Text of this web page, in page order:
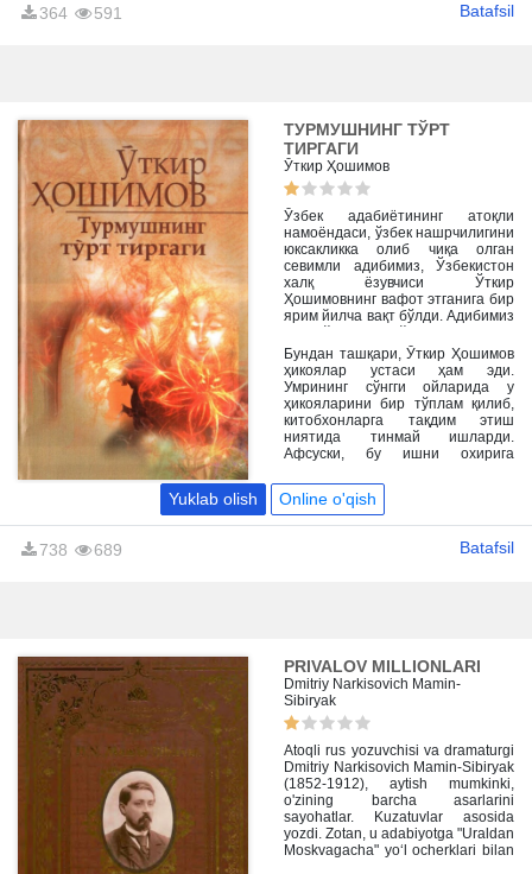
364 591 Batafsil
ТУРМУШНИНГ ТЎРТ
ТИРГАГИ
Ўткир Ҳошимов
Ўзбек адабиётининг атоқли
намоёндаси, ўзбек нашрчилигини
юксакликка олиб чиқа олган
севимли адибимиз, Ўзбекистон
халқ ёзувчиси Ўткир
Ҳошимовнинг вафот этганига бир
ярим йилча вақт бўлди. Адибимиз
эди. У 71 йиллик умри давомида
китобхонларга ажойиб романлар,
қиссалар, драматик асарлар,
саёҳатномалар, публицистик
мақолалар қолдирди.
Бундан ташқари, Ўткир Ҳошимов
ҳикоялар устаси ҳам эди.
Умрининг сўнгги ойларида у
ҳикояларини бир тўплам қилиб,
китобхонларга тақдим этиш
ниятида тинмай ишларди.
Афсуски, бу ишни охирига
қилди. Нашриётимиз унинг ана
шу бошлаган ишини давом
эттириб, адиб ҳикояларини бир
адибнинг рафиқаси,
Yuklab olish Online o'qish
738 689 Batafsil
PRIVALOV MILLIONLARI
Dmitriy Narkisovich Mamin-
Sibiryak
Atoqli rus yozuvchisi va dramaturgi
Dmitriy Narkisovich Mamin-Sibiryak
(1852-1912), aytish mumkinki,
o'zining barcha asarlarini
sayohatlar. Kuzatuvlar asosida
yozdi. Zotan, u adabiyotga "Uraldan
Moskvagacha" yo‘l ocherklari bilan